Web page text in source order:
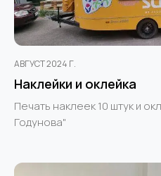
АВГУСТ 2024 Г.
Наклейки и оклейка
Печать наклеек 10 штук и
Годунова"